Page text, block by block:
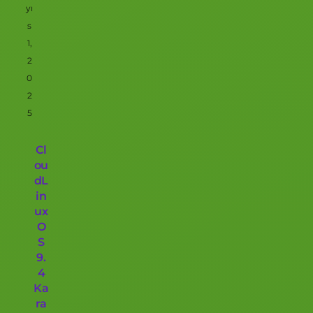
yı
s
1,
2
0
2
5
Cl
ou
dL
in
ux
O
S
9.
4
Ka
ra